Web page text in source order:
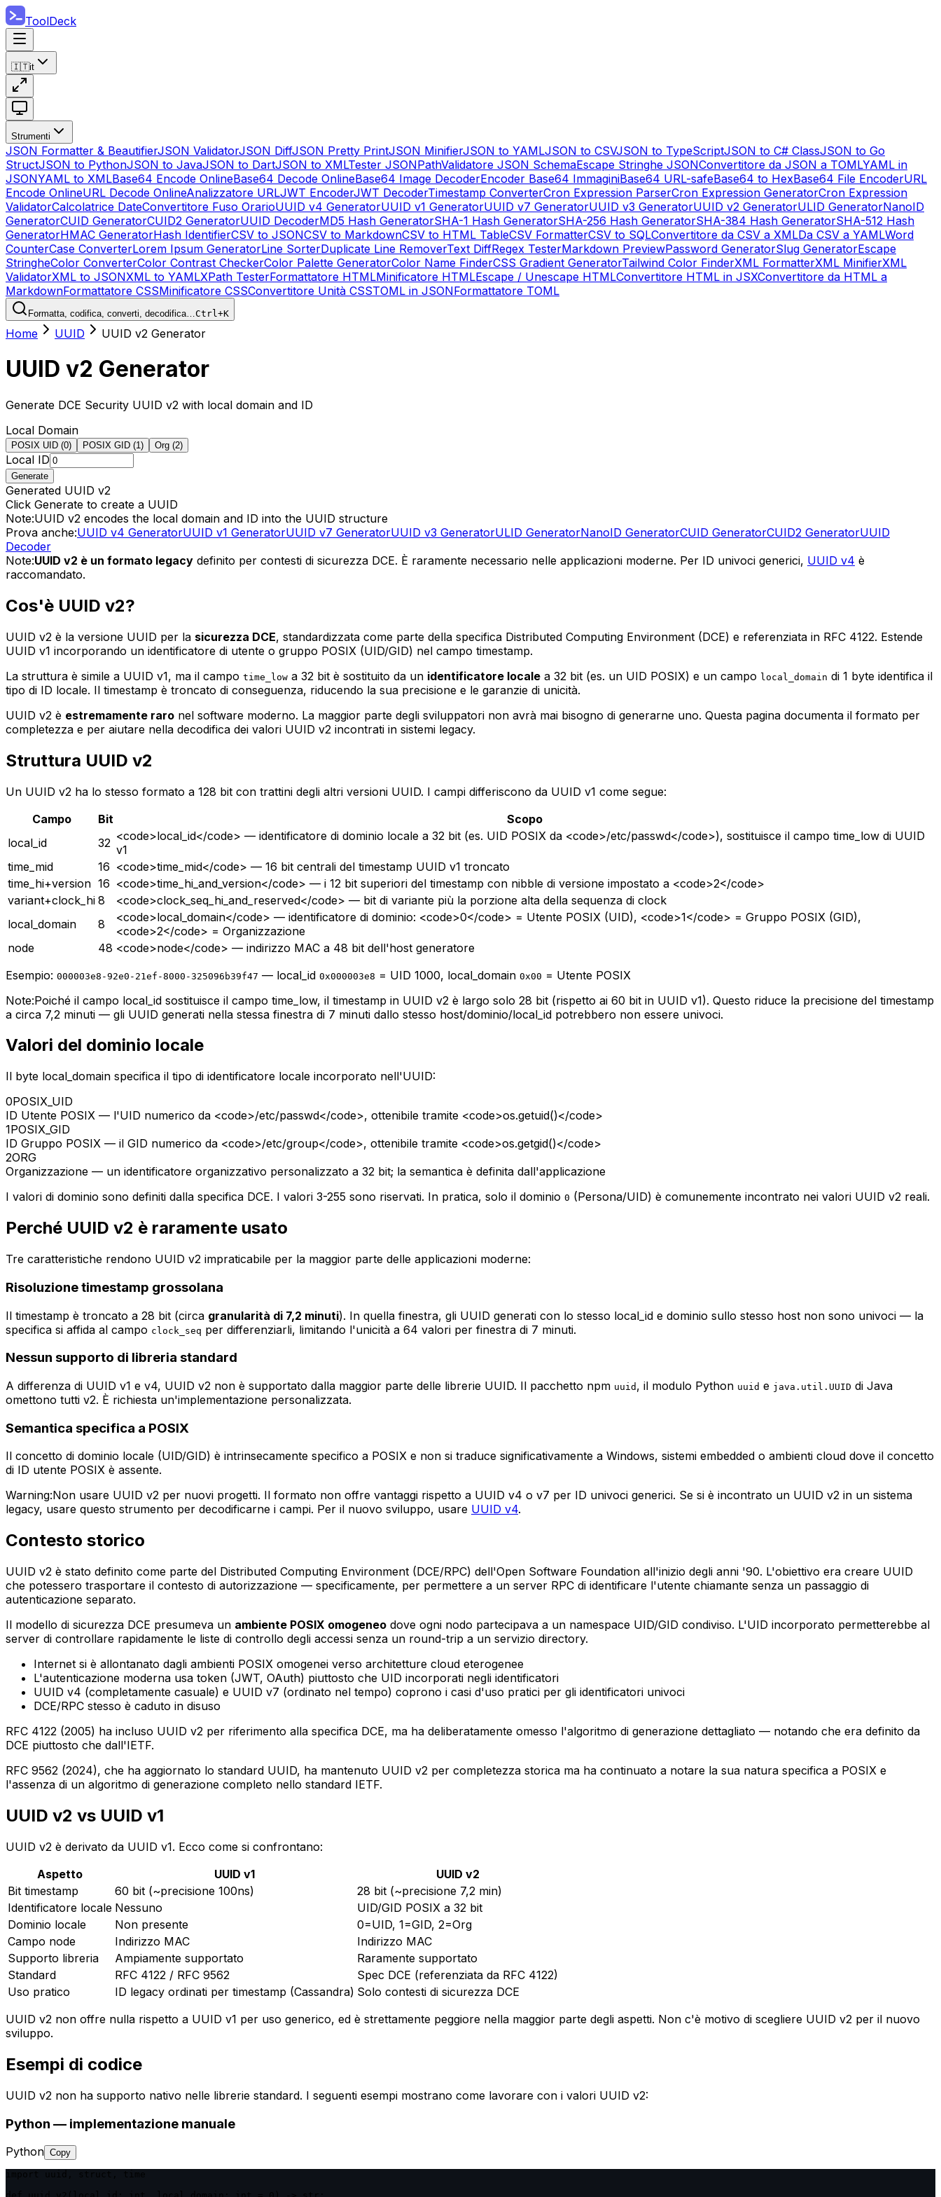
ToolDeck
🇮🇹it
Strumenti
JSON Formatter & BeautifierJSON ValidatorJSON DiffJSON Pretty PrintJSON MinifierJSON to YAMLJSON to CSVJSON to TypeScriptJSON to C# ClassJSON to Go
StructJSON to PythonJSON to JavaJSON to DartJSON to XMLTester JSONPathValidatore JSON SchemaEscape Stringhe JSONConvertitore da JSON a TOMLYAML in
JSONYAML to XMLBase64 Encode OnlineBase64 Decode OnlineBase64 Image DecoderEncoder Base64 ImmaginiBase64 URL-safeBase64 to HexBase64 File EncoderURL
Encode OnlineURL Decode OnlineAnalizzatore URLJWT EncoderJWT DecoderTimestamp ConverterCron Expression ParserCron Expression GeneratorCron Expression
ValidatorCalcolatrice DateConvertitore Fuso OrarioUUID v4 GeneratorUUID v1 GeneratorUUID v7 GeneratorUUID v3 GeneratorUUID v2 GeneratorULID GeneratorNanoID
GeneratorCUID GeneratorCUID2 GeneratorUUID DecoderMD5 Hash GeneratorSHA-1 Hash GeneratorSHA-256 Hash GeneratorSHA-384 Hash GeneratorSHA-512 Hash
GeneratorHMAC GeneratorHash IdentifierCSV to JSONCSV to MarkdownCSV to HTML TableCSV FormatterCSV to SQLConvertitore da CSV a XMLDa CSV a YAMLWord
CounterCase ConverterLorem Ipsum GeneratorLine SorterDuplicate Line RemoverText DiffRegex TesterMarkdown PreviewPassword GeneratorSlug GeneratorEscape
StringheColor ConverterColor Contrast CheckerColor Palette GeneratorColor Name FinderCSS Gradient GeneratorTailwind Color FinderXML FormatterXML MinifierXML
ValidatorXML to JSONXML to YAMLXPath TesterFormattatore HTMLMinificatore HTMLEscape / Unescape HTMLConvertitore HTML in JSXConvertitore da HTML a
MarkdownFormattatore CSSMinificatore CSSConvertitore Unità CSSTOML in JSONFormattatore TOML
Formatta, codifica, converti, decodifica…Ctrl+K
Home UUID UUID v2 Generator
UUID v2 Generator
Generate DCE Security UUID v2 with local domain and ID
Local Domain
POSIX UID (0) POSIX GID (1) Org (2)
Local ID
Generate
Generated UUID v2
Click Generate to create a UUID
Note:UUID v2 encodes the local domain and ID into the UUID structure
Prova anche:UUID v4 GeneratorUUID v1 GeneratorUUID v7 GeneratorUUID v3 GeneratorULID GeneratorNanoID GeneratorCUID GeneratorCUID2 GeneratorUUID
Decoder
Note:UUID v2 è un formato legacy definito per contesti di sicurezza DCE. È raramente necessario nelle applicazioni moderne. Per ID univoci generici, UUID v4 è
raccomandato.
Cos'è UUID v2?
UUID v2 è la versione UUID per la sicurezza DCE, standardizzata come parte della specifica Distributed Computing Environment (DCE) e referenziata in RFC 4122. Estende
UUID v1 incorporando un identificatore di utente o gruppo POSIX (UID/GID) nel campo timestamp.
La struttura è simile a UUID v1, ma il campo time_low a 32 bit è sostituito da un identificatore locale a 32 bit (es. un UID POSIX) e un campo local_domain di 1 byte identifica il
tipo di ID locale. Il timestamp è troncato di conseguenza, riducendo la sua precisione e le garanzie di unicità.
UUID v2 è estremamente raro nel software moderno. La maggior parte degli sviluppatori non avrà mai bisogno di generarne uno. Questa pagina documenta il formato per
completezza e per aiutare nella decodifica dei valori UUID v2 incontrati in sistemi legacy.
Struttura UUID v2
Un UUID v2 ha lo stesso formato a 128 bit con trattini degli altri versioni UUID. I campi differiscono da UUID v1 come segue:
Campo
Bit
Scopo
local_id
32 <code>local_id</code> — identificatore di dominio locale a 32 bit (es. UID POSIX da <code>/etc/passwd</code>), sostituisce il campo time_low di UUID
v1
time_mid
16 <code>time_mid</code> — 16 bit centrali del timestamp UUID v1 troncato
time_hi+version 16 <code>time_hi_and_version</code> — i 12 bit superiori del timestamp con nibble di versione impostato a <code>2</code>
variant+clock_hi 8
<code>clock_seq_hi_and_reserved</code> — bit di variante più la porzione alta della sequenza di clock
local_domain
8
<code>local_domain</code> — identificatore di dominio: <code>0</code> = Utente POSIX (UID), <code>1</code> = Gruppo POSIX (GID),
<code>2</code> = Organizzazione
node
48 <code>node</code> — indirizzo MAC a 48 bit dell'host generatore
Esempio: 000003e8-92e0-21ef-8000-325096b39f47 — local_id 0x000003e8 = UID 1000, local_domain 0x00 = Utente POSIX
Note:Poiché il campo local_id sostituisce il campo time_low, il timestamp in UUID v2 è largo solo 28 bit (rispetto ai 60 bit in UUID v1). Questo riduce la precisione del timestamp
a circa 7,2 minuti — gli UUID generati nella stessa finestra di 7 minuti dallo stesso host/dominio/local_id potrebbero non essere univoci.
Valori del dominio locale
Il byte local_domain specifica il tipo di identificatore locale incorporato nell'UUID:
0POSIX_UID
ID Utente POSIX — l'UID numerico da <code>/etc/passwd</code>, ottenibile tramite <code>os.getuid()</code>
1POSIX_GID
ID Gruppo POSIX — il GID numerico da <code>/etc/group</code>, ottenibile tramite <code>os.getgid()</code>
2ORG
Organizzazione — un identificatore organizzativo personalizzato a 32 bit; la semantica è definita dall'applicazione
I valori di dominio sono definiti dalla specifica DCE. I valori 3-255 sono riservati. In pratica, solo il dominio 0 (Persona/UID) è comunemente incontrato nei valori UUID v2 reali.
Perché UUID v2 è raramente usato
Tre caratteristiche rendono UUID v2 impraticabile per la maggior parte delle applicazioni moderne:
Risoluzione timestamp grossolana
Il timestamp è troncato a 28 bit (circa granularità di 7,2 minuti). In quella finestra, gli UUID generati con lo stesso local_id e dominio sullo stesso host non sono univoci — la
specifica si affida al campo clock_seq per differenziarli, limitando l'unicità a 64 valori per finestra di 7 minuti.
Nessun supporto di libreria standard
A differenza di UUID v1 e v4, UUID v2 non è supportato dalla maggior parte delle librerie UUID. Il pacchetto npm uuid , il modulo Python uuid e java.util.UUID di Java
omettono tutti v2. È richiesta un'implementazione personalizzata.
Semantica specifica a POSIX
Il concetto di dominio locale (UID/GID) è intrinsecamente specifico a POSIX e non si traduce significativamente a Windows, sistemi embedded o ambienti cloud dove il concetto
di ID utente POSIX è assente.
Warning:Non usare UUID v2 per nuovi progetti. Il formato non offre vantaggi rispetto a UUID v4 o v7 per ID univoci generici. Se si è incontrato un UUID v2 in un sistema
legacy, usare questo strumento per decodificarne i campi. Per il nuovo sviluppo, usare UUID v4.
Contesto storico
UUID v2 è stato definito come parte del Distributed Computing Environment (DCE/RPC) dell'Open Software Foundation all'inizio degli anni '90. L'obiettivo era creare UUID
che potessero trasportare il contesto di autorizzazione — specificamente, per permettere a un server RPC di identificare l'utente chiamante senza un passaggio di
autenticazione separato.
Il modello di sicurezza DCE presumeva un ambiente POSIX omogeneo dove ogni nodo partecipava a un namespace UID/GID condiviso. L'UID incorporato permetterebbe al
server di controllare rapidamente le liste di controllo degli accessi senza un round-trip a un servizio directory.
Internet si è allontanato dagli ambienti POSIX omogenei verso architetture cloud eterogenee
L'autenticazione moderna usa token (JWT, OAuth) piuttosto che UID incorporati negli identificatori
UUID v4 (completamente casuale) e UUID v7 (ordinato nel tempo) coprono i casi d'uso pratici per gli identificatori univoci
DCE/RPC stesso è caduto in disuso
RFC 4122 (2005) ha incluso UUID v2 per riferimento alla specifica DCE, ma ha deliberatamente omesso l'algoritmo di generazione dettagliato — notando che era definito da
DCE piuttosto che dall'IETF.
RFC 9562 (2024), che ha aggiornato lo standard UUID, ha mantenuto UUID v2 per completezza storica ma ha continuato a notare la sua natura specifica a POSIX e
l'assenza di un algoritmo di generazione completo nello standard IETF.
UUID v2 vs UUID v1
UUID v2 è derivato da UUID v1. Ecco come si confrontano:
Aspetto
UUID v1
UUID v2
Bit timestamp
60 bit (~precisione 100ns)
28 bit (~precisione 7,2 min)
Identificatore locale Nessuno
UID/GID POSIX a 32 bit
Dominio locale
Non presente
0=UID, 1=GID, 2=Org
Campo node
Indirizzo MAC
Indirizzo MAC
Supporto libreria
Ampiamente supportato
Raramente supportato
Standard
RFC 4122 / RFC 9562
Spec DCE (referenziata da RFC 4122)
Uso pratico
ID legacy ordinati per timestamp (Cassandra) Solo contesti di sicurezza DCE
UUID v2 non offre nulla rispetto a UUID v1 per uso generico, ed è strettamente peggiore nella maggior parte degli aspetti. Non c'è motivo di scegliere UUID v2 per il nuovo
sviluppo.
Esempi di codice
UUID v2 non ha supporto nativo nelle librerie standard. I seguenti esempi mostrano come lavorare con i valori UUID v2:
Python — implementazione manuale
Python Copy